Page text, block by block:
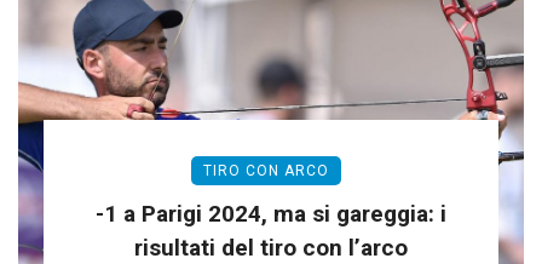
TIRO CON ARCO
-1 a Parigi 2024, ma si gareggia: i
risultati del tiro con l’arco